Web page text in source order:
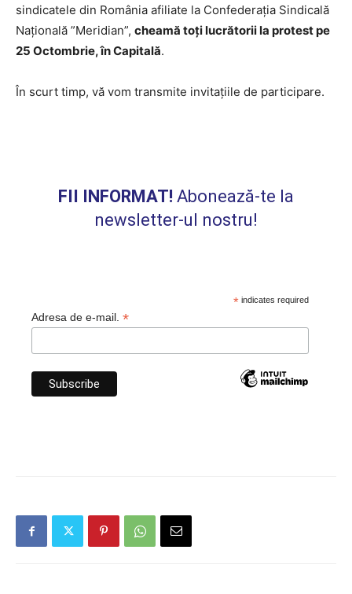
sindicatele din România afiliate la Confederația Sindicală
Națională ”Meridian”, cheamă toți lucrătorii la protest pe
25 Octombrie, în Capitală.
În scurt timp, vă vom transmite invitațiile de participare.
FII INFORMAT! Abonează-te la
newsletter-ul nostru!
* indicates required
Adresa de e-mail. *